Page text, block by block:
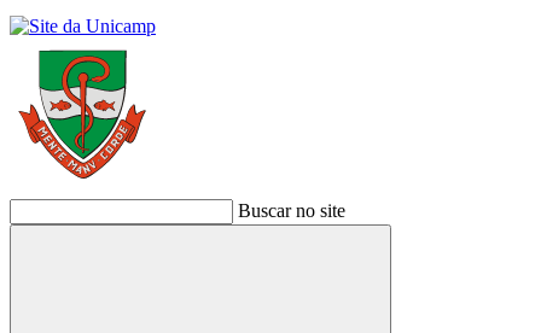
Buscar no site